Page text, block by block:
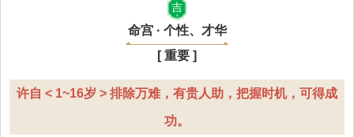
吉
命宫 · 个性、才华
[ 重要 ]
许自 < 1~16岁 > 排除万难，有贵人助，把握时机，可得成
功。